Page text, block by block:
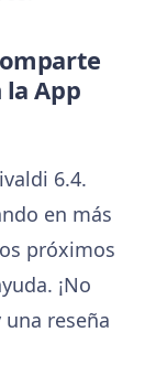
App
6.4.
en más
próximos
¡No
reseña